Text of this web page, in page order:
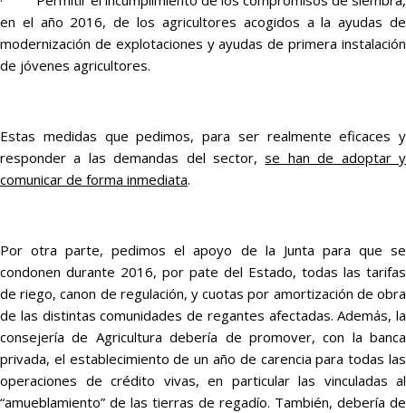
en el año 2016, de los agricultores acogidos a la ayudas de
modernización de explotaciones y ayudas de primera instalación
de jóvenes agricultores.
Estas medidas que pedimos, para ser realmente eficaces y
responder a las demandas del sector,se han de adoptar y
comunicar de forma inmediata.
Por otra parte, pedimos el apoyo de la Junta para que se
condonen durante 2016, por pate del Estado, todas las tarifas
de riego, canon de regulación, y cuotas por amortización de obra
de las distintas comunidades de regantes afectadas. Además, la
consejería de Agricultura debería de promover, con la banca
privada, el establecimiento de un año de carencia para todas las
operaciones de crédito vivas, en particular las vinculadas al
“amueblamiento” de las tierras de regadío. También, debería de